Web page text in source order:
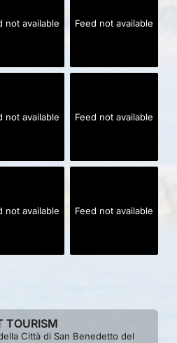
not available Feed not available
not available Feed not available
not available Feed not available
TOURISM
Città di San Benedetto del